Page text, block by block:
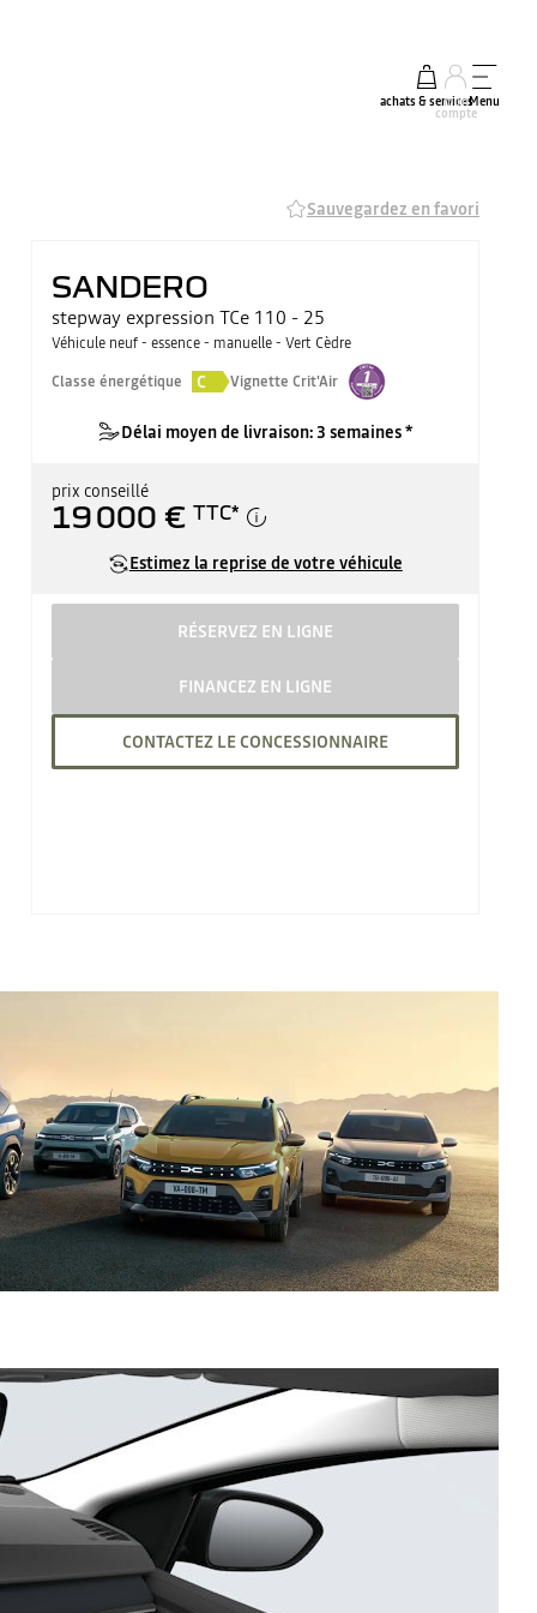
achats & services
mon
compte
Menu
Sauvegardez en favori
SANDERO
stepway expression TCe 110 - 25
Véhicule neuf - essence - manuelle - Vert Cèdre
Classe énergétique
C Vignette Crit'Air
Délai moyen de livraison: 3 semaines *
prix conseillé
19 000 € TTC*
Estimez la reprise de votre véhicule
RÉSERVEZ EN LIGNE
FINANCEZ EN LIGNE
CONTACTEZ LE CONCESSIONNAIRE